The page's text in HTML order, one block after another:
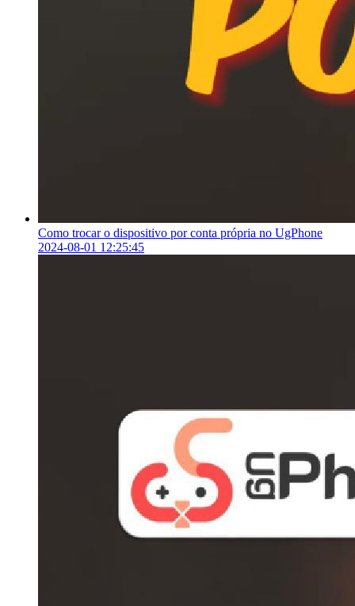
Como trocar o dispositivo por conta própria no UgPhone
2024-08-01 12:25:45